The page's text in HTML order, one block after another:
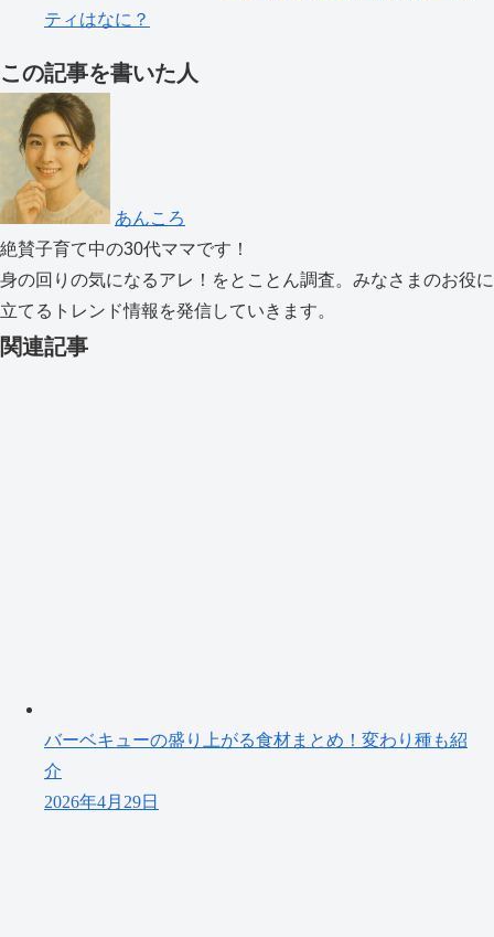
ティはなに？
この記事を書いた人
あんころ
絶賛子育て中の30代ママです！
身の回りの気になるアレ！をとことん調査。みなさまのお役に
立てるトレンド情報を発信していきます。
関連記事
バーベキューの盛り上がる食材まとめ！変わり種も紹
介
2026年4月29日